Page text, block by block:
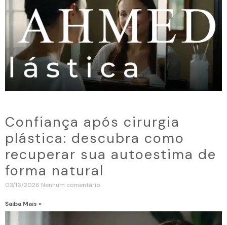
Confiança após cirurgia
plástica: descubra como
recuperar sua autoestima de
forma natural
03/16/2026 Nenhum comentário
Saiba Mais »